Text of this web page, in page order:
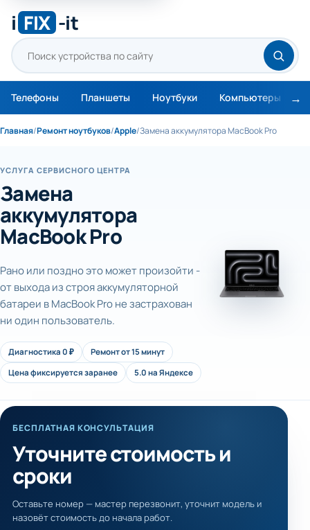
i FIX -it
Телефоны Планшеты Ноутбуки Компьютеры
Главная/Ремонт ноутбуков/Apple/Замена аккумулятора MacBook Pro
УСЛУГА СЕРВИСНОГО ЦЕНТРА
Замена
аккумулятора
MacBook Pro
Рано или поздно это может произойти -
от выхода из строя аккумуляторной
батареи в MacBook Pro не застрахован
ни один пользователь.
Диагностика 0 ₽
Ремонт от 15 минут
Цена фиксируется заранее
5.0 на Яндексе
БЕСПЛАТНАЯ КОНСУЛЬТАЦИЯ
Уточните стоимость и
сроки
Оставьте номер — мастер перезвонит, уточнит модель и
назовёт стоимость до начала работ.